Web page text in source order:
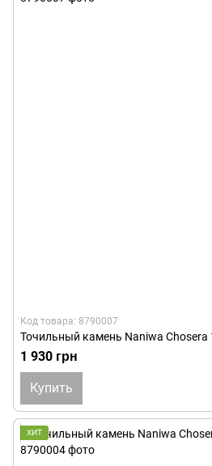
Код товара: 8790007
Точильный камень Naniwa Chosera
1 930 грн
Купить
ХИТ